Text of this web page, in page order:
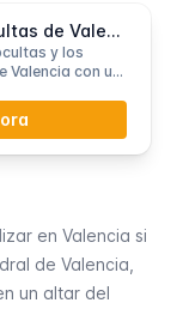
Descubre las joyas ocultas de Valencia
y los
con un
en Valencia si
de Valencia
un altar del